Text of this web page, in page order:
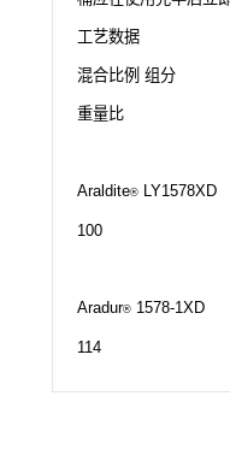
工艺数据
混合比例 组分
重量比
Araldite® LY1578XD
100
Aradur® 1578-1XD
114